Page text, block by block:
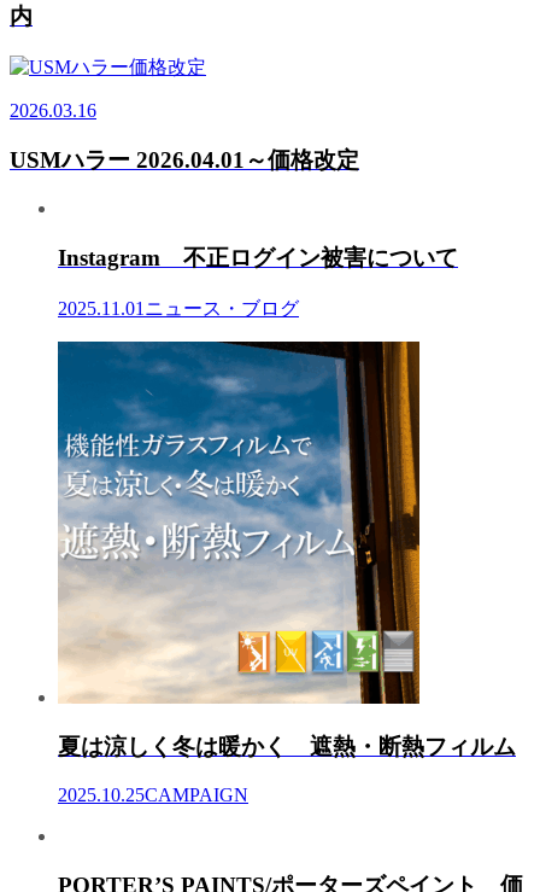
内
2026.03.16
USMハラー 2026.04.01～価格改定
Instagram 不正ログイン被害について
2025.11.01 ニュース・ブログ
夏は涼しく冬は暖かく 遮熱・断熱フィルム
2025.10.25CAMPAIGN
PORTER’S PAINTS/ポーターズペイント 価